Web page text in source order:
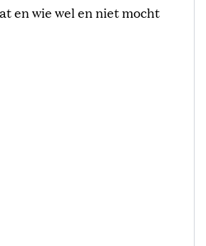
en wie wel en niet mocht